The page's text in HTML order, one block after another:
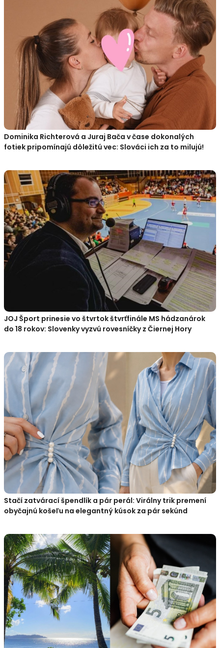
Dominika Richterová a Juraj Bača v čase dokonalých
fotiek pripomínajú dôležitú vec: Slováci ich za to milujú!
JOJ Šport prinesie vo štvrtok štvrťfinále MS hádzanárok
do 18 rokov: Slovenky vyzvú rovesníčky z Čiernej Hory
Stačí zatvárací špendlík a pár perál: Virálny trik premení
obyčajnú košeľu na elegantný kúsok za pár sekúnd